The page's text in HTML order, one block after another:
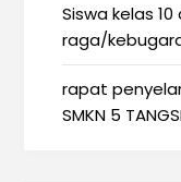
Siswa kelas
raga/
rapat
SMKN 5